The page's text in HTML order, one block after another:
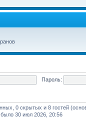
Пароль:
0 скрытых и 8 гостей
было 30 июл 2026, 20:56